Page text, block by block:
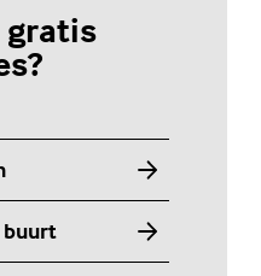
gratis
buurt